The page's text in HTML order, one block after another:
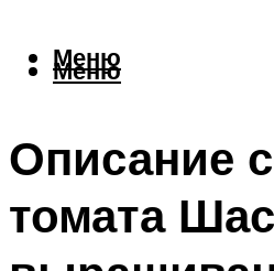
Меню
Меню
Описание
томата